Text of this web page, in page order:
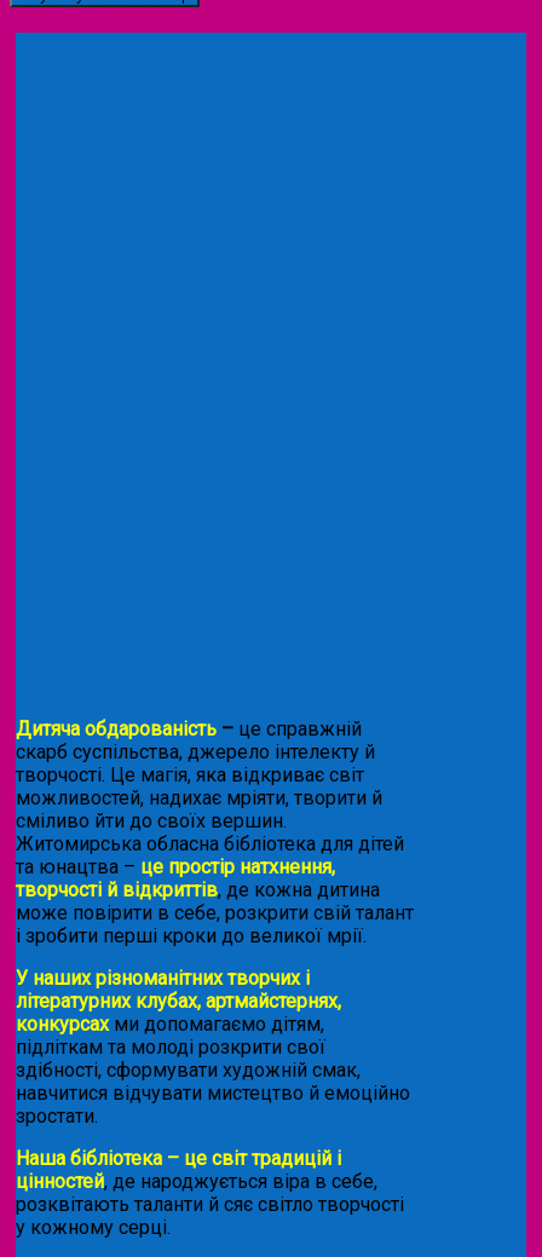
Дитяча обдарованість – це справжній
скарб суспільства, джерело інтелекту й
творчості. Це магія, яка відкриває світ
можливостей, надихає мріяти, творити й
сміливо йти до своїх вершин.
Житомирська обласна бібліотека для дітей
та юнацтва – це простір натхнення,
творчості й відкриттів, де кожна дитина
може повірити в себе, розкрити свій талант
і зробити перші кроки до великої мрії.
У наших різноманітних творчих і
літературних клубах, артмайстернях,
конкурсахми допомагаємо дітям,
підліткам та молоді розкрити свої
здібності, сформувати художній смак,
навчитися відчувати мистецтво й емоційно
зростати.
Наша бібліотека – це світ традицій і
цінностей, де народжується віра в себе,
розквітають таланти й сяє світло творчості
у кожному серці.